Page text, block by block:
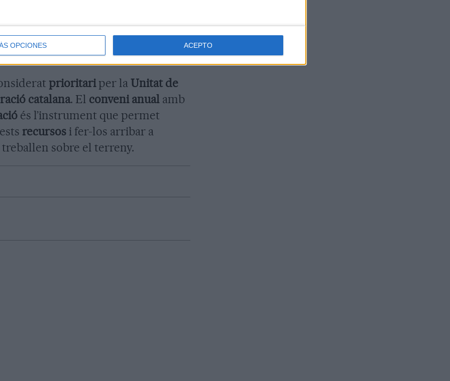
OPCIONES ACEPTO
mes després, elConsell Municipal
va aprovar i fer públic un
al poble palestí .
prioritariper la Unitat de
catalana. El conveni anual amb
és l’instrument que permet
recursos i fer-los arribar a
treballen sobre el terreny.